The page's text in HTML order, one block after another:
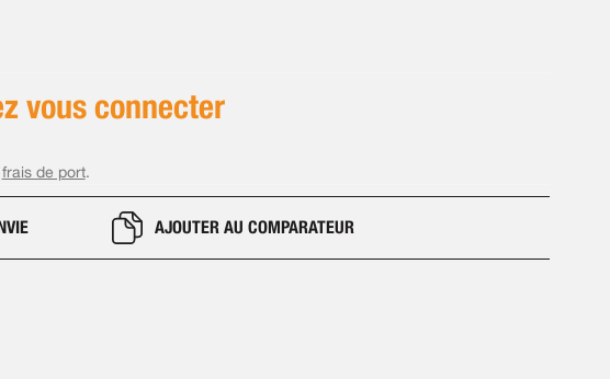
vous connecter
frais de port.
AJOUTER AU COMPARATEUR